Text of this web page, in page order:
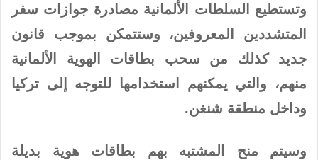
وتستطيع السلطات الألمانية مصادرة جوازات سفر
المتشددين المعروفين، وستتمكن بموجب قانون
جديد كذلك من سحب بطاقات الهوية الألمانية
منهم، والتي يمكنهم استخدامها للتوجه إلى تركيا
وداخل منطقة شنغن.
وسيتم منح المشتبه بهم بطاقات هوية بديلة